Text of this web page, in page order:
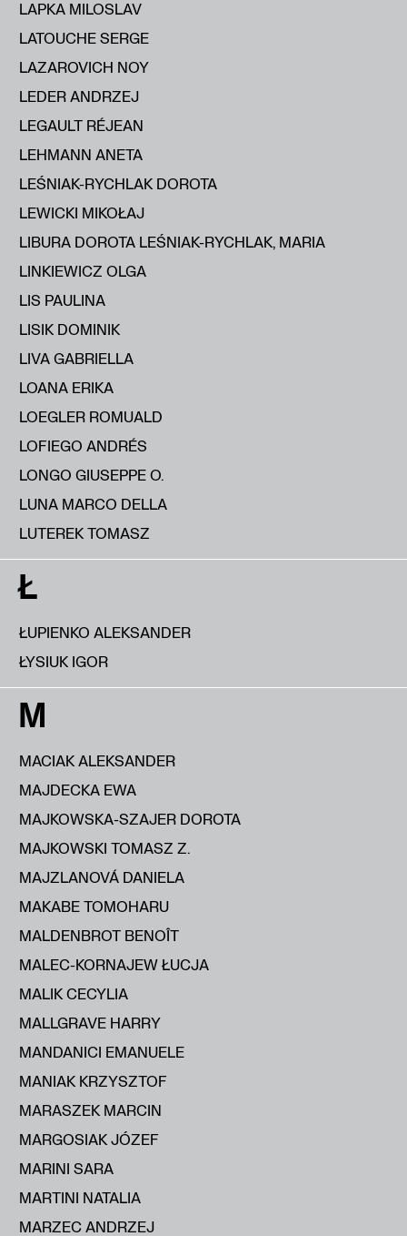
LAPKA MILOSLAV
LATOUCHE SERGE
LAZAROVICH NOY
LEDER ANDRZEJ
LEGAULT RÉJEAN
LEHMANN ANETA
LEŚNIAK-RYCHLAK DOROTA
LEWICKI MIKOŁAJ
LIBURA DOROTA LEŚNIAK-RYCHLAK, MARIA
LINKIEWICZ OLGA
LIS PAULINA
LISIK DOMINIK
LIVA GABRIELLA
LOANA ERIKA
LOEGLER ROMUALD
LOFIEGO ANDRÉS
LONGO GIUSEPPE O.
LUNA MARCO DELLA
LUTEREK TOMASZ
Ł
ŁUPIENKO ALEKSANDER
ŁYSIUK IGOR
M
MACIAK ALEKSANDER
MAJDECKA EWA
MAJKOWSKA-SZAJER DOROTA
MAJKOWSKI TOMASZ Z.
MAJZLANOVÁ DANIELA
MAKABE TOMOHARU
MALDENBROT BENOÎT
MALEC-KORNAJEW ŁUCJA
MALIK CECYLIA
MALLGRAVE HARRY
MANDANICI EMANUELE
MANIAK KRZYSZTOF
MARASZEK MARCIN
MARGOSIAK JÓZEF
MARINI SARA
MARTINI NATALIA
MARZEC ANDRZEJ